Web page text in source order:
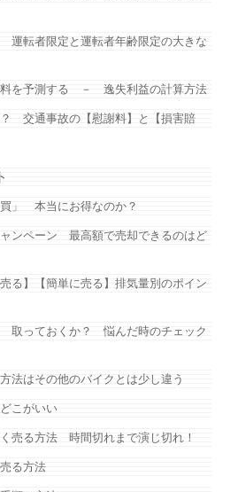
運転者限定と運転者年齢限定の大きな
料を予測する － 逸失利益の計算方法
交通事故の【慰謝料】と【損害賠
買」 本当にお得なのか？
ンペーン 最高額で売却できるのはど
る】【簡単に売る】排気量別のポイン
取っておくか？ 悩んだ時のチェック
法はその他のバイクとは少し違う
こがいい
売る方法 時間切れまで演じ切れ！
る方法